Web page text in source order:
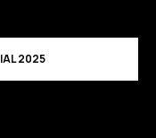
2025